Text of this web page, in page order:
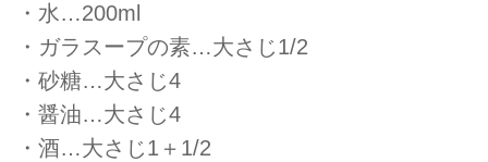
・水…200ml
・ガラスープの素…大さじ1/2
・砂糖…大さじ4
・醤油…大さじ4
・酒…大さじ1＋1/2